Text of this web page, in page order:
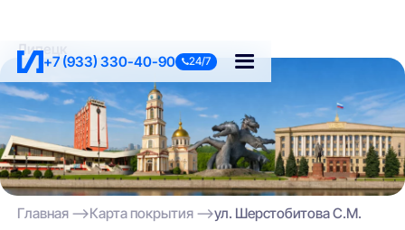
+7 (933) 330-40-90 24/7
Липецк
Главная Карта покрытия ул. Шерстобитова С.М.